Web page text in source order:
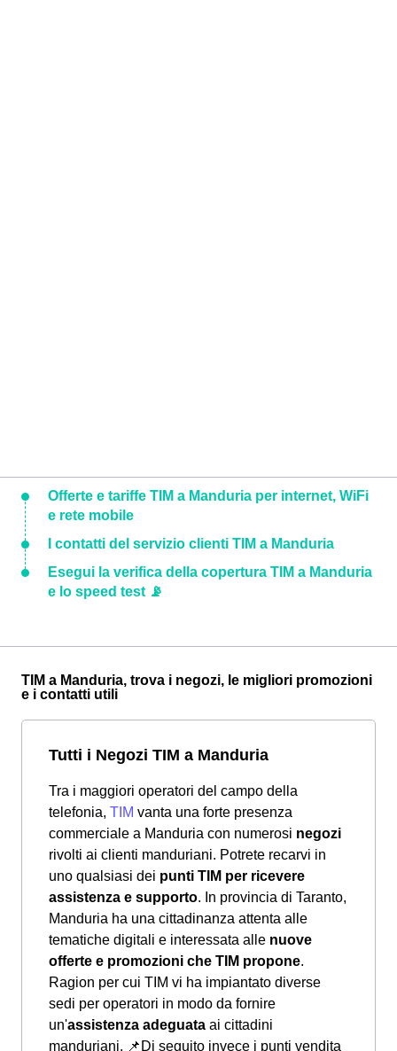
Offerte e tariffe TIM a Manduria per internet, WiFi
e rete mobile
I contatti del servizio clienti TIM a Manduria
Esegui la verifica della copertura TIM a Manduria
e lo speed test 📡
TIM a Manduria, trova i negozi, le migliori promozioni
e i contatti utili
Tutti i Negozi TIM a Manduria
Tra i maggiori operatori del campo della
telefonia, TIM vanta una forte presenza
commerciale a Manduria con numerosi negozi
rivolti ai clienti manduriani. Potrete recarvi in
uno qualsiasi dei punti TIM per ricevere
assistenza e supporto. In provincia di Taranto,
Manduria ha una cittadinanza attenta alle
tematiche digitali e interessata alle nuove
offerte e promozioni che TIM propone.
Ragion per cui TIM vi ha impiantato diverse
sedi per operatori in modo da fornire
un'assistenza adeguata ai cittadini
manduriani. 📌Di seguito invece i punti vendita